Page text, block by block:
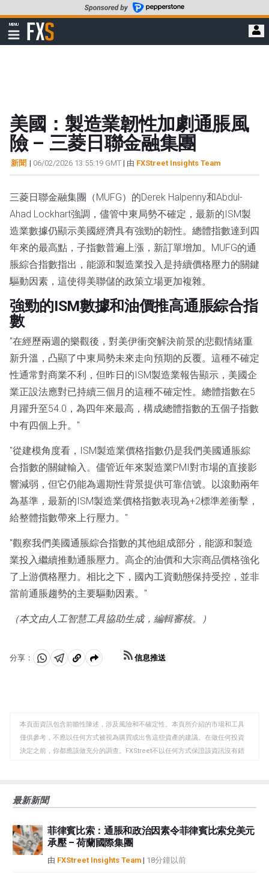
至
要
MENU
顯
示
FXStreet
美國：製造業韌性加劇通脹風
險 – 三菱日聯金融集團
新聞 | 06/02/2026 13:55:19 GMT | 由 FXStreet Insights Team
三菱日聯金融集團（MUFG）的Derek Halpenny和Abdul-
Ahad Lockhart強調，儘管中東局勢不確定，最新的ISM製
造業數據仍顯示美國經濟具有強勁的韌性。總體指數達到四
年來的最高點，子指數普遍上漲，新訂單增加。MUFG的通
脹綜合指數指出，能源和製造業投入是持續價格壓力的關鍵
驅動因素，這使得美聯儲的政策立場更加複雜。
強勁的ISM數據和油價推高通脹綜合指
數
"在經歷兩週的樂觀後，對美伊衝突解決前景的悲觀情緒重
新升溫，凸顯了中東局勢未來走向預期的反覆。這種不確定
性通常對商業不利，但昨日的ISM製造業報告顯示，美國企
業正設法應對已持續三個月的這種不確定性。總體指數在5
月躍升至54.0，為四年來最高，構成總體指數的五個子指數
中有四個上升。"
"從建模角度看，ISM製造業價格指數仍是我們美國通脹綜
合指數的關鍵輸入。儘管近年來製造業PMI對市場的直接影
響減弱，但它仍能為週期性背景提供可靠信號。以滾動兩年
為基準，最新的ISM製造業價格指數表現為+2標準差衝擊，
給整體指數帶來上行壓力。"
"觀察我們美國通脹綜合指數的其他組成部分，能源和製造
業投入繼續推動通脹壓力。高企的油價和大宗商品價格強化
了上游價格壓力。相比之下，國內工資動態保持受控，並非
當前通脹趨勢的主要驅動因素。"
（本文由人工智慧工具協助生成，編輯審核。）
分享：
分 分 複
板
信息推送
本頁面資訊包含前瞻性陳述，涉及風險和不確定性。本頁所介紹的市場和工具
僅供參考，不應以任何方式被視為購買或出售這些資產的建議。在做任何投資
決定之前，你都應該做充分的調查。FXStreet不以任何方式保證該資訊沒有錯
觀點，並不代表FXStreet或其廣告商的官方政策或立場。作者不對本頁連結的
如果文章正文中沒有明確提到，在撰寫本文時，作者在本文中提到的任何股票
中都沒有頭寸，也沒有與文中提到的任何公司有業務關係。除了FXStreet，作
者沒有收到撰寫這篇文章的報酬。
最新新聞
菲律賓比索：通脹和政治因素令菲律賓比索兌美元
承壓 – 荷蘭國際集團
由 FXStreet Insights Team | 18分鐘以前